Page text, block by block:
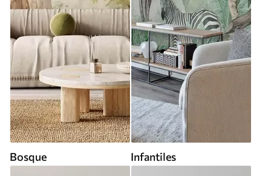
Bosque Infantiles